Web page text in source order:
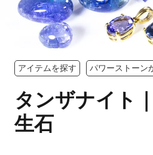
アイテムを探す パワーストーン
タンザナイト
生石